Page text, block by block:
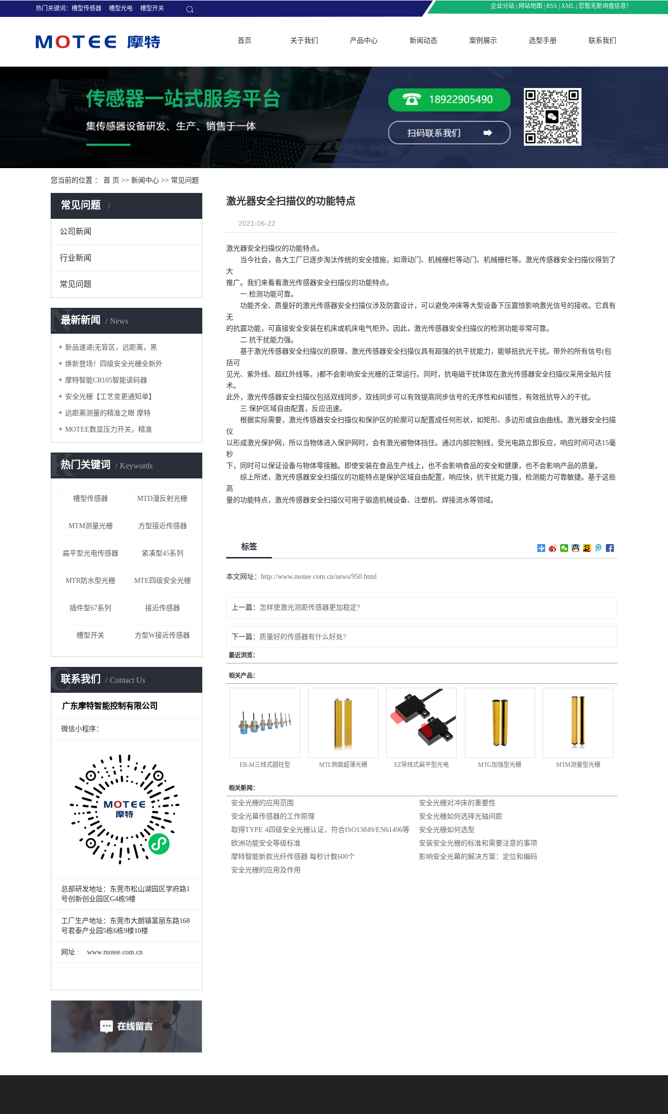
热门关键词： 槽型传感器 槽型光电 槽型开关 企业分站 网站地图 RSS XML 您暂无新询盘信息！
首页 关于我们 产品中心 新闻动态 案例展示 选型手册 联系我们
您当前的位置 ： 首 页 >> 新闻中心 >> 常见问题
常见问题
公司新闻
行业新闻
常见问题
最新新闻 News
N
新品速递|无盲区，远距离，黑
焕新登场！四级安全光栅全新外
摩特智能CR105智能读码器
安全光栅【工艺变更通知单】
远距离测量的精准之眼 摩特
MOTEE数显压力开关，精准
热门关键词 Keywords
K
槽型传感器 MTD漫反射光栅
MTM测量光栅 方型接近传感器
扁平型光电传感器 紧凑型45系列
MTR防水型光栅 MTE四级安全光栅
插件型67系列 接近传感器
槽型开关 方型W接近传感器
联系我们 Contact Us
C
广东摩特智能控制有限公司
微信小程序：
总部研发地址：东莞市松山湖园区学府路1
号创新创业园区G4栋9楼
工厂生产地址：东莞市大朗镇富丽东路168
号君泰产业园5栋6栋9楼10楼
网址 : www.motee.com.cn
激光器安全扫描仪的功能特点
2021-06-22
激光器安全扫描仪的功能特点。
当今社会，各大工厂已逐步淘汰传统的安全措施，如滑动门、机械栅栏等动门、机械栅栏等。激光传感器安全扫描仪得到了
大
推广。我们来看看激光传感器安全扫描仪的功能特点。
一.检测功能可靠。
功能齐全、质量好的激光传感器安全扫描仪涉及防震设计，可以避免冲床等大型设备下压震惊影响激光信号的接收。它具有
无
的抗震功能，可直接安全安装在机床或机床电气柜外。因此，激光传感器安全扫描仪的检测功能非常可靠。
二.抗干扰能力强。
基于激光传感器安全扫描仪的原理，激光传感器安全扫描仪具有超强的抗干扰能力，能够抵抗光干扰。带外的所有信号(包
括可
见光、紫外线、超红外线等。)都不会影响安全光栅的正常运行。同时，抗电磁干扰体现在激光传感器安全扫描仪采用全贴片技
术。
此外，激光传感器安全扫描仪包括双线同步，双线同步可以有效提高同步信号的无序性和纠错性，有效抵抗导入的干扰。
三.保护区域自由配置，反应迅速。
根据实际需要，激光传感器安全扫描仪和保护区的轮廓可以配置成任何形状，如矩形、多边形或自由曲线。激光器安全扫描
仪
以形成激光保护网，所以当物体进入保护网时，会有激光被物体挡住。通过内部控制线，受光电路立即反应，响应时间可达15毫
秒
下，同时可以保证设备与物体零接触。即使安装在食品生产线上，也不会影响食品的安全和健康，也不会影响产品的质量。
综上所述，激光传感器安全扫描仪的功能特点是保护区域自由配置，响应快，抗干扰能力强，检测能力可靠敏捷。基于这些
高
量的功能特点，激光传感器安全扫描仪可用于锻造机械设备、注塑机、焊接流水等领域。
标签
本文网址： http://www.motee.com.cn/news/950.html
上一篇： 怎样使激光测距传感器更加稳定?
下一篇： 质量好的传感器有什么好处?
最近浏览：
相关产品：
EB-M三线式圆柱型 MTL侧面超薄光栅 EZ导线式扁平型光电 MTG加强型光栅 MTM测量型光栅
相关新闻：
安全光栅的应用范围
安全光栅对冲床的重要性
安全光幕传感器的工作原理
安全光栅如何选择光轴间距
取得TYPE 4四级安全光栅认证，符合ISO13849/EN61496等
欧洲功能安全等级标准
安全光栅如何选型
安装安全光栅的标准和需要注意的事项
摩特智能新款光纤传感器 每秒计数600个
影响安全光幕的解决方案：定位和编码
安全光栅的应用及作用